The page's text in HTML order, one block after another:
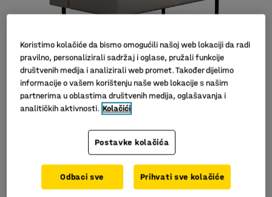
Slični proizvodi
Moderan skandinavski dizajn
Za optimalno korištenje
Koristimo kolačiće da bismo omogućili našoj web lokaciji da radi
pravilno, personalizirali sadržaj i oglase, pružali funkcije
društvenih medija i analizirali web promet. Također dijelimo
informacije o vašem korištenju naše web lokacije s našim
partnerima u oblastima društvenih medija, oglašavanja i
analitičkih aktivnosti. Kolačići
Postavke kolačića
Odbaci sve Prihvati sve kolačiće